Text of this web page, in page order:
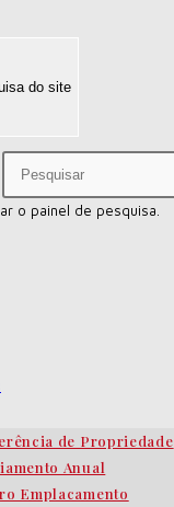
do site
o painel de pesquisa.
de Propriedade
Anual
Emplacamento